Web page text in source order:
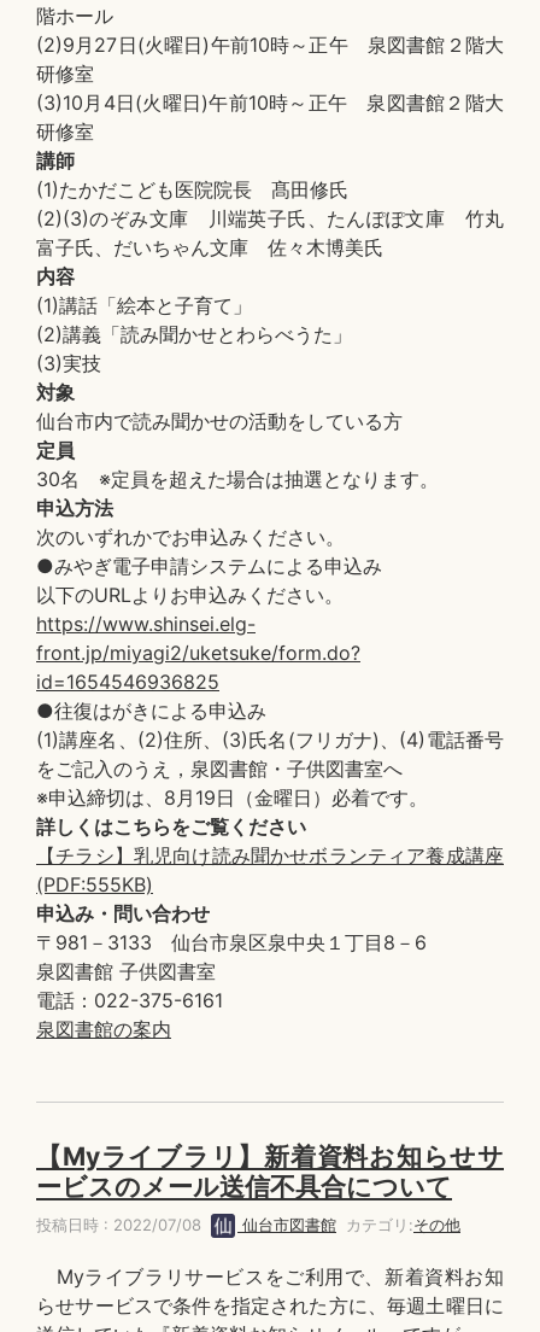
階ホール
(2)9月27日(火曜日)午前10時～正午 泉図書館２階大
研修室
(3)10月4日(火曜日)午前10時～正午 泉図書館２階大
研修室
講師
(1)たかだこども医院院長 髙田修氏
(2)(3)のぞみ文庫 川端英子氏、たんぽぽ文庫 竹丸
富子氏、だいちゃん文庫 佐々木博美氏
内容
(1)講話「絵本と子育て」
(2)講義「読み聞かせとわらべうた」
(3)実技
対象
仙台市内で読み聞かせの活動をしている方
定員
30名 ※定員を超えた場合は抽選となります。
申込方法
次のいずれかでお申込みください。
●みやぎ電子申請システムによる申込み
以下のURLよりお申込みください。
https://www.shinsei.elg-
front.jp/miyagi2/uketsuke/form.do?
id=1654546936825
●往復はがきによる申込み
(1)講座名、(2)住所、(3)氏名(フリガナ)、(4)電話番号
をご記入のうえ，泉図書館・子供図書室へ
※申込締切は、8月19日（金曜日）必着です。
詳しくはこちらをご覧ください
【チラシ】乳児向け読み聞かせボランティア養成講座
(PDF:555KB)
申込み・問い合わせ
〒981－3133 仙台市泉区泉中央１丁目8－6
泉図書館 子供図書室
電話：022-375-6161
泉図書館の案内
【Myライブラリ】新着資料お知らせサ
ービスのメール送信不具合について
投稿日時 : 2022/07/08 仙台市図書館 カテゴリ:その他
Myライブラリサービスをご利用で、新着資料お知
らせサービスで条件を指定された方に、毎週土曜日に